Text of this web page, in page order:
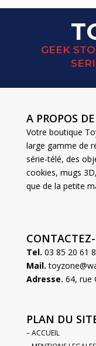
GEEK
A PROPOS
Votre boutique
large gamme de
série-télé, des
cookies, mugs
que de la petite
Tel. 03 85 20 61
Mail.
Adresse. 64, rue
PLAN DU
– ACCUEIL